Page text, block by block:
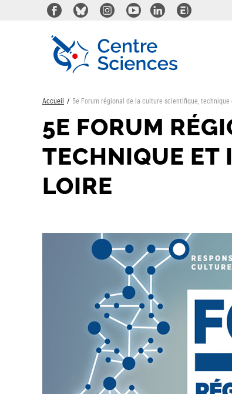
Accueil 5e Forum régional de la culture scientifique,
5E FORUM
TECHNIQUE ET
LOIRE